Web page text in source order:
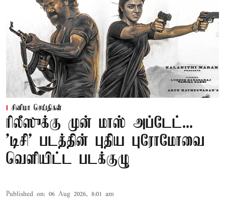
சினிமா செய்திகள்
ரிலீஸுக்கு முன் மாஸ் அப்டேட்...
'டிசி' படத்தின் புதிய புரோமோவை
வெளியிட்ட படக்குழு
Published on: 06 Aug 2026, 8:01 am